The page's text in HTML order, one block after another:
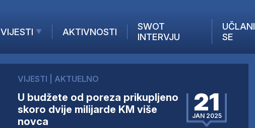
VIJESTI
AKTUELNO
KOMPANIJE
FINANSIJE
IZ STRANIH MEDIJA
AKTIVNOSTI
SWOT
INTERVJU
UČLANI
SE
VIJESTI AKTUELNO
U budžete od poreza prikupljeno
skoro dvije milijarde KM više
novca
21
JAN 2025